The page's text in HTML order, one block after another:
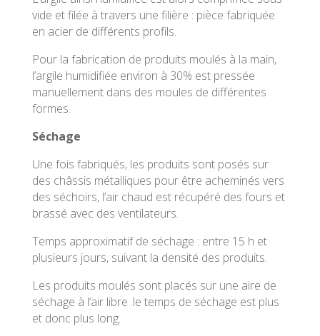
vide et filée à travers une filière : pièce fabriquée
en acier de différents profils.
Pour la fabrication de produits moulés à la main,
l’argile humidifiée environ à 30% est pressée
manuellement dans des moules de différentes
formes.
Séchage
Une fois fabriqués, les produits sont posés sur
des châssis métalliques pour être acheminés vers
des séchoirs, l’air chaud est récupéré des fours et
brassé avec des ventilateurs.
Temps approximatif de séchage : entre 15 h et
plusieurs jours, suivant la densité des produits.
Les produits moulés sont placés sur une aire de
séchage à l’air libre .le temps de séchage est plus
et donc plus long.